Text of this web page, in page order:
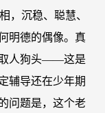
，沉稳、聪慧、
明德的偶像。真
取人狗头——这是
辅导还在少年期
问题是，这个老